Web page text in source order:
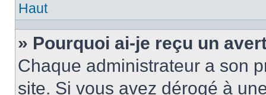
Haut
» Pourquoi ai-je reçu un
Chaque administrateur a son
site. Si vous avez dérogé à